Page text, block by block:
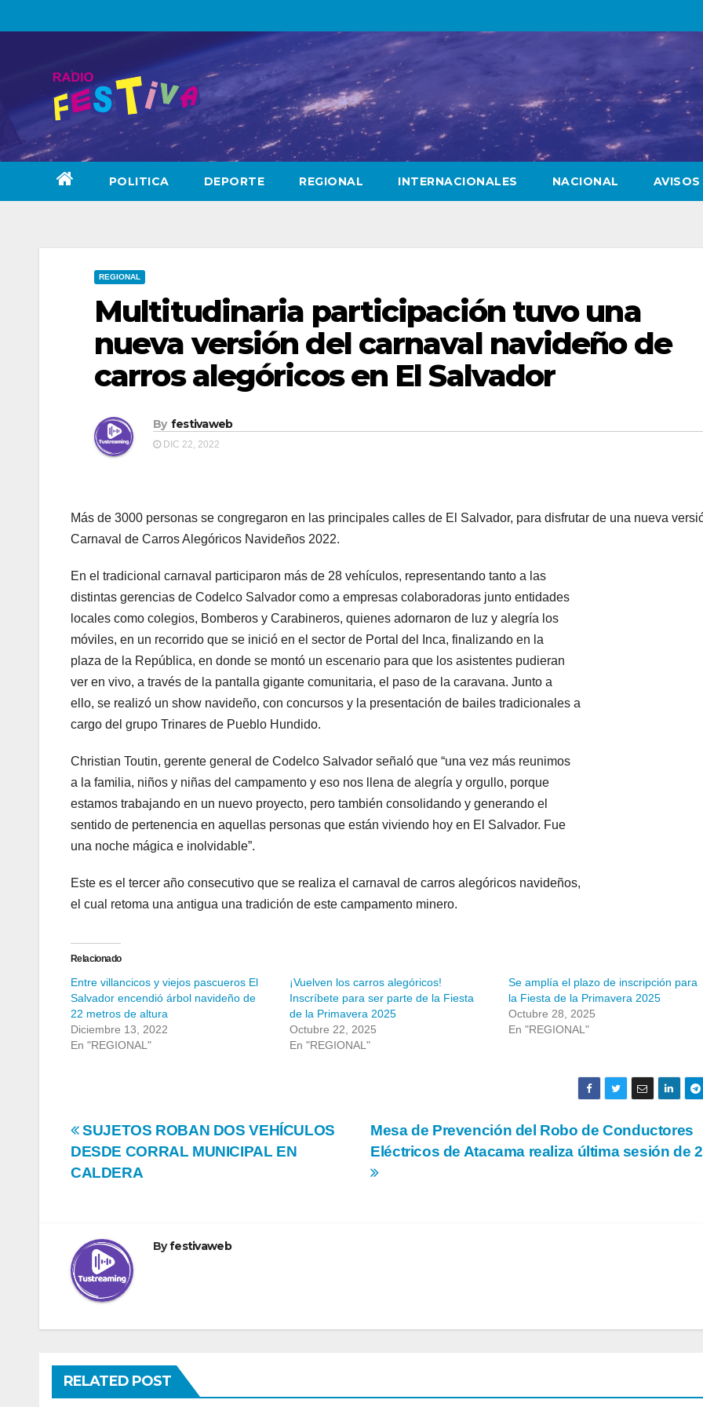
to
POLITICA DEPORTE REGIONAL INTERNACIONALES NACIONAL
REGIONAL
Multitudinaria participación tuvo una
nueva versión del carnaval navideño de
carros alegóricos en El Salvador
By festivaweb
DIC 22, 2022
Más de 3000 personas se congregaron en las principales calles de El Salvador, para disfrutar de una nueva
Carnaval de Carros Alegóricos Navideños 2022.
En el tradicional carnaval participaron más de 28 vehículos, representando tanto a las
distintas gerencias de Codelco Salvador como a empresas colaboradoras junto entidades
locales como colegios, Bomberos y Carabineros, quienes adornaron de luz y alegría los
móviles, en un recorrido que se inició en el sector de Portal del Inca, finalizando en la
plaza de la República, en donde se montó un escenario para que los asistentes pudieran
ver en vivo, a través de la pantalla gigante comunitaria, el paso de la caravana. Junto a
ello, se realizó un show navideño, con concursos y la presentación de bailes tradicionales a
cargo del grupo Trinares de Pueblo Hundido.
Christian Toutin, gerente general de Codelco Salvador señaló que “una vez más reunimos
a la familia, niños y niñas del campamento y eso nos llena de alegría y orgullo, porque
estamos trabajando en un nuevo proyecto, pero también consolidando y generando el
sentido de pertenencia en aquellas personas que están viviendo hoy en El Salvador. Fue
una noche mágica e inolvidable”.
Este es el tercer año consecutivo que se realiza el carnaval de carros alegóricos navideños,
el cual retoma una antigua una tradición de este campamento minero.
Relacionado
Entre villancicos y viejos pascueros El
Salvador encendió árbol navideño de
22 metros de altura
Diciembre 13, 2022
En "REGIONAL"
¡Vuelven los carros alegóricos!
Inscríbete para ser parte de la Fiesta
de la Primavera 2025
Octubre 22, 2025
En "REGIONAL"
Se amplía el plazo de inscripción para
la Fiesta de la Primavera 2025
Octubre 28, 2025
En "REGIONAL"
Navegación
de
Mesa de Prevención del Robo de Conductores
Eléctricos de Atacama realiza última sesión de
SUJETOS ROBAN DOS VEHÍCULOS
DESDE CORRAL MUNICIPAL EN
CALDERA
Byfestivaweb
RELATED POST